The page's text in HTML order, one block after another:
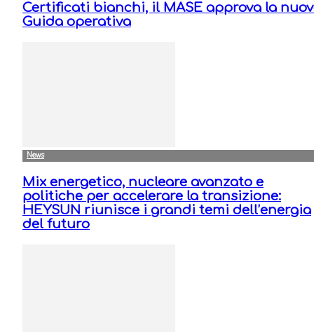
Certificati bianchi, il MASE approva la
Guida operativa
News
Mix energetico, nucleare avanzato e
politiche per accelerare la transizione:
HEYSUN riunisce i grandi temi dell’energia
del futuro